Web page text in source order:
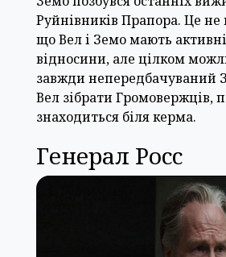
Руйнівників Прапора. Це не
що Вел і Земо мають
відносини, але цілком
завжди непередбачуваний
Вел зібрати Громовержців,
знаходиться біля керма.
Генерал Росс